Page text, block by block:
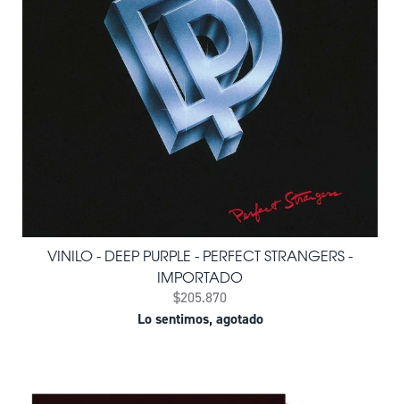
VINILO - DEEP PURPLE - PERFECT STRANGERS -
IMPORTADO
$205.870
Lo sentimos, agotado